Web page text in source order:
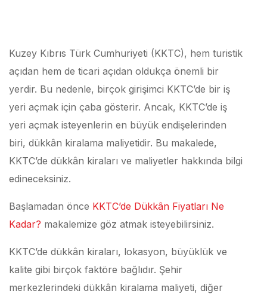
Kuzey Kıbrıs Türk Cumhuriyeti (KKTC), hem turistik
açıdan hem de ticari açıdan oldukça önemli bir
yerdir. Bu nedenle, birçok girişimci KKTC’de bir iş
yeri açmak için çaba gösterir. Ancak, KKTC’de iş
yeri açmak isteyenlerin en büyük endişelerinden
biri, dükkân kiralama maliyetidir. Bu makalede,
KKTC’de dükkân kiraları ve maliyetler hakkında bilgi
edineceksiniz.
Başlamadan önce KKTC’de Dükkân Fiyatları Ne
Kadar? makalemize göz atmak isteyebilirsiniz.
KKTC’de dükkân kiraları, lokasyon, büyüklük ve
kalite gibi birçok faktöre bağlıdır. Şehir
merkezlerindeki dükkân kiralama maliyeti, diğer